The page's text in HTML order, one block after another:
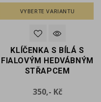
VYBERTE VARIANTU
KLÍČENKA S BÍLÁ S
FIALOVÝM HEDVÁBNÝM
STŘAPCEM
350,- KčCena